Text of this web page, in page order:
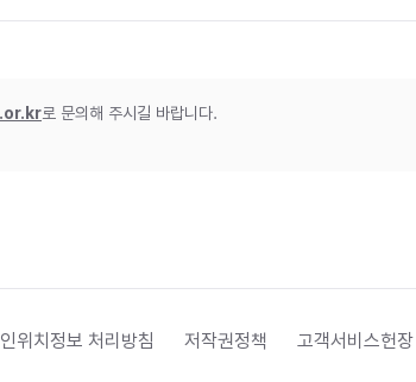
로 문의해 주시길 바랍니다.
위치정보 처리방침 저작권정책 고객서비스헌장